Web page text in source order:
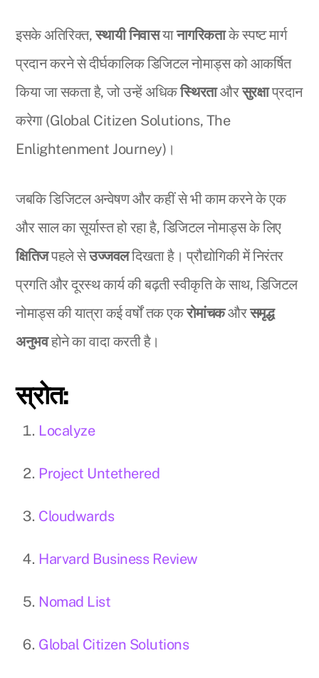
इसके अतिरिक्त,स्थायी निवासयानागरिकताके स्पष्ट मार्ग
प्रदान करने से दीर्घकालिक डिजिटल नोमाड्स को आकर्षित
किया जा सकता है, जो उन्हें अधिकस्थिरताऔरसुरक्षाप्रदान
करेगा (Global Citizen Solutions, The
Enlightenment Journey)।
जबकि डिजिटल अन्वेषण और कहीं से भी काम करने के एक
और साल का सूर्यास्त हो रहा है, डिजिटल नोमाड्स के लिए
क्षितिजपहले सेउज्जवलदिखता है। प्रौद्योगिकी में निरंतर
प्रगति और दूरस्थ कार्य की बढ़ती स्वीकृति के साथ, डिजिटल
नोमाड्स की यात्रा कई वर्षों तक एकरोमांचकऔरसमृद्ध
अनुभवहोने का वादा करती है।
स्रोत:
Localyze
Project Untethered
Cloudwards
Harvard Business Review
Nomad List
Global Citizen Solutions